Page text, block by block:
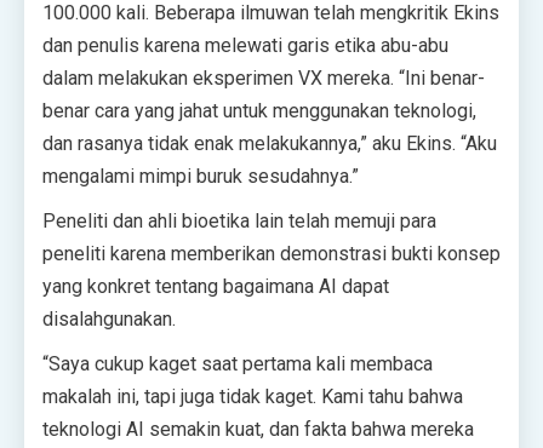
100.000 kali. Beberapa ilmuwan telah mengkritik Ekins
dan penulis karena melewati garis etika abu-abu
dalam melakukan eksperimen VX mereka. “Ini benar-
benar cara yang jahat untuk menggunakan teknologi,
dan rasanya tidak enak melakukannya,” aku Ekins. “Aku
mengalami mimpi buruk sesudahnya.”
Peneliti dan ahli bioetika lain telah memuji para
peneliti karena memberikan demonstrasi bukti konsep
yang konkret tentang bagaimana AI dapat
disalahgunakan.
“Saya cukup kaget saat pertama kali membaca
makalah ini, tapi juga tidak kaget. Kami tahu bahwa
teknologi AI semakin kuat, dan fakta bahwa mereka